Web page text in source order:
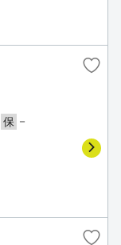
保 －